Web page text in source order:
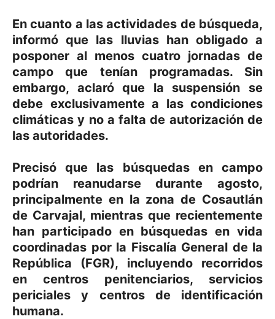
En cuanto a las actividades de búsqueda,
informó que las lluvias han obligado a
posponer al menos cuatro jornadas de
campo que tenían programadas. Sin
embargo, aclaró que la suspensión se
debe exclusivamente a las condiciones
climáticas y no a falta de autorización de
las autoridades.
Precisó que las búsquedas en campo
podrían reanudarse durante agosto,
principalmente en la zona de Cosautlán
de Carvajal, mientras que recientemente
han participado en búsquedas en vida
coordinadas por la Fiscalía General de la
República (FGR), incluyendo recorridos
en centros penitenciarios, servicios
periciales y centros de identificación
humana.